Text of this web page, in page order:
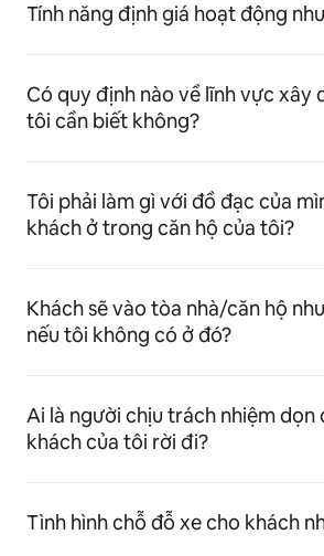
Tính năng định giá hoạt động
Có quy định nào về lĩnh vực xây
tôi cần biết không?
Tôi phải làm gì với đồ đạc của
khách ở trong căn hộ của tôi?
Khách sẽ vào tòa nhà/căn hộ
nếu tôi không có ở đó?
Ai là người chịu trách nhiệm dọn
khách của tôi rời đi?
Tình hình chỗ đỗ xe cho khách